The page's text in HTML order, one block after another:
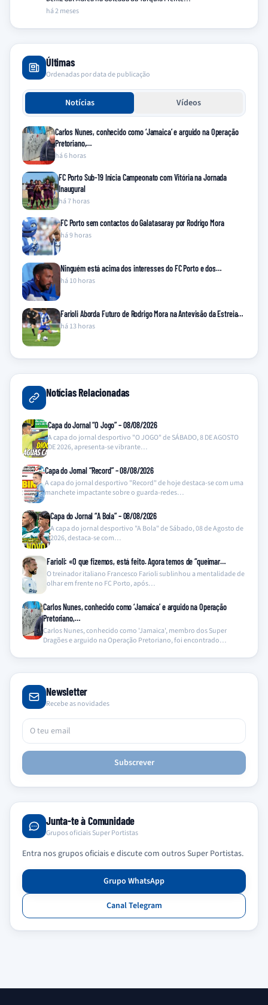
há 2 meses
Últimas
Ordenadas por data de publicação
Notícias Vídeos
Carlos Nunes, conhecido como ‘Jamaica’ e arguido na Operação
Pretoriano,…
há 6 horas
FC Porto Sub-19 Inicia Campeonato com Vitória na Jornada
Inaugural
há 7 horas
FC Porto sem contactos do Galatasaray por Rodrigo Mora
há 9 horas
Ninguém está acima dos interesses do FC Porto e dos…
há 10 horas
Farioli Aborda Futuro de Rodrigo Mora na Antevisão da Estreia…
há 13 horas
Notícias Relacionadas
Capa do Jornal “O Jogo” – 08/08/2026
A capa do jornal desportivo "O JOGO" de SÁBADO, 8 DE AGOSTO
DE 2026, apresenta-se vibrante…
Capa do Jornal “Record” – 08/08/2026
A capa do jornal desportivo "Record" de hoje destaca-se com uma
manchete impactante sobre o guarda-redes…
Capa do Jornal “A Bola” – 08/08/2026
A capa do jornal desportivo "A Bola" de Sábado, 08 de Agosto de
2026, destaca-se com…
Farioli: «O que fizemos, está feito. Agora temos de “queimar…
O treinador italiano Francesco Farioli sublinhou a mentalidade de
olhar em frente no FC Porto, após…
Carlos Nunes, conhecido como ‘Jamaica’ e arguido na Operação
Pretoriano,…
Carlos Nunes, conhecido como 'Jamaica', membro dos Super
Dragões e arguido na Operação Pretoriano, foi encontrado…
Newsletter
Recebe as novidades
Subscrever
Junta-te à Comunidade
Grupos oficiais Super Portistas
Entra nos grupos oficiais e discute com outros Super Portistas.
Grupo WhatsApp
Canal Telegram